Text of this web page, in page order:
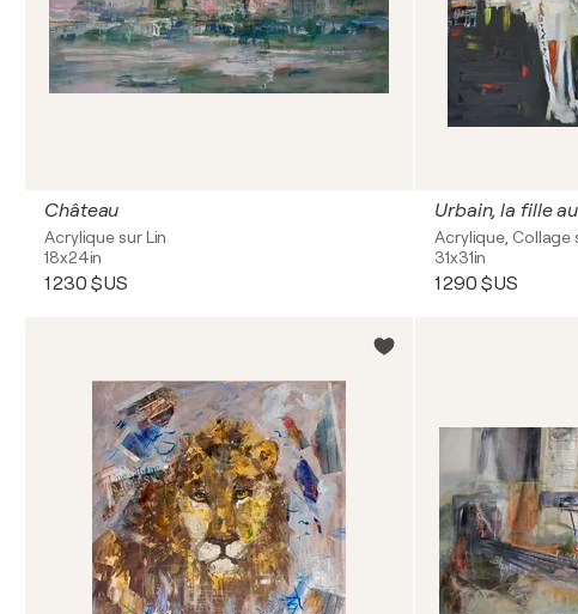
Château
Acrylique sur Lin
18x24in
1 230 $US
Urbain, la fille
Acrylique, Collage
31x31in
1 290 $US